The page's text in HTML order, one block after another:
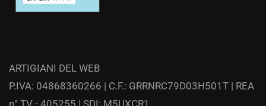
ARTIGIANI DEL WEB
P.IVA: 04868360266 | C.F.: GRRNRC79D03H501T | REA
n° TV - 405255 | SDI: M5UXCR1